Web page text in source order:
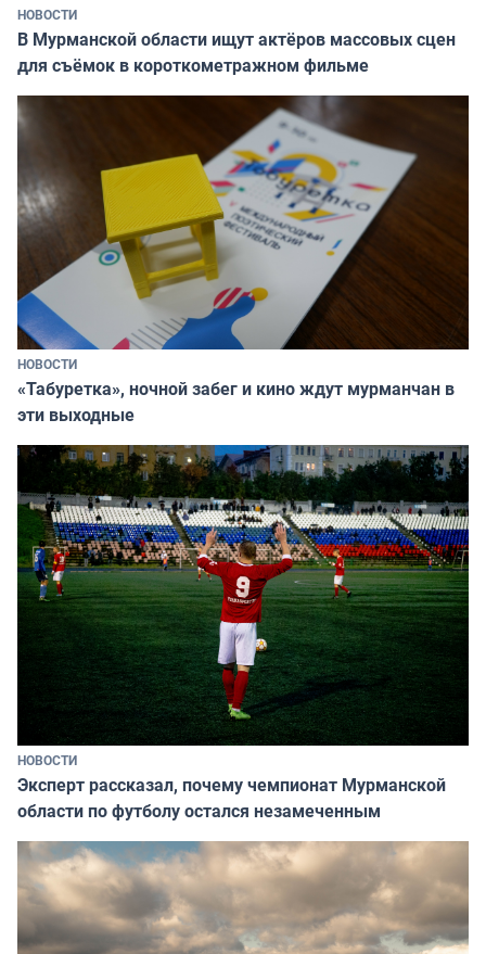
НОВОСТИ
В Мурманской области ищут актёров массовых сцен
для съёмок в короткометражном фильме
НОВОСТИ
«Табуретка», ночной забег и кино ждут мурманчан в
эти выходные
НОВОСТИ
Эксперт рассказал, почему чемпионат Мурманской
области по футболу остался незамеченным